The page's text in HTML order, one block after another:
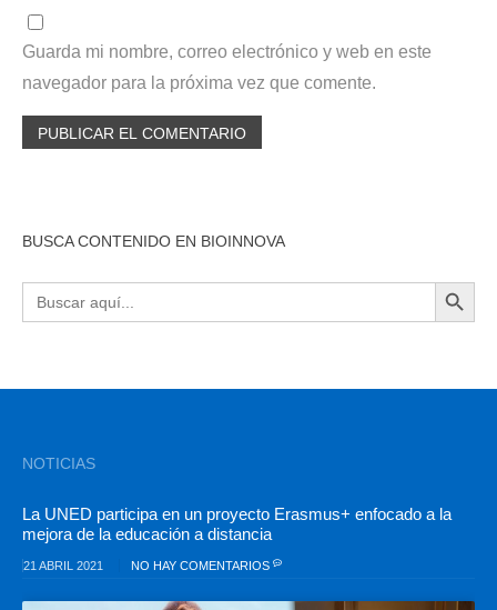
Guarda mi nombre, correo electrónico y web en este
navegador para la próxima vez que comente.
BUSCA CONTENIDO EN BIOINNOVA
Buscar: BOTÓN DE
NOTICIAS
La UNED participa en un proyecto Erasmus+ enfocado a la
mejora de la educación a distancia
21 ABRIL 2021 NO HAY COMENTARIOS